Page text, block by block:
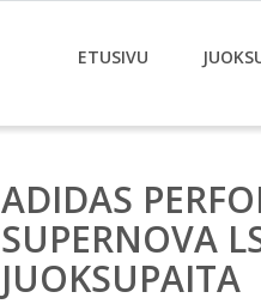
ETUSIVU
ADIDAS
SUPERNOVA
JUOKSUPAITA